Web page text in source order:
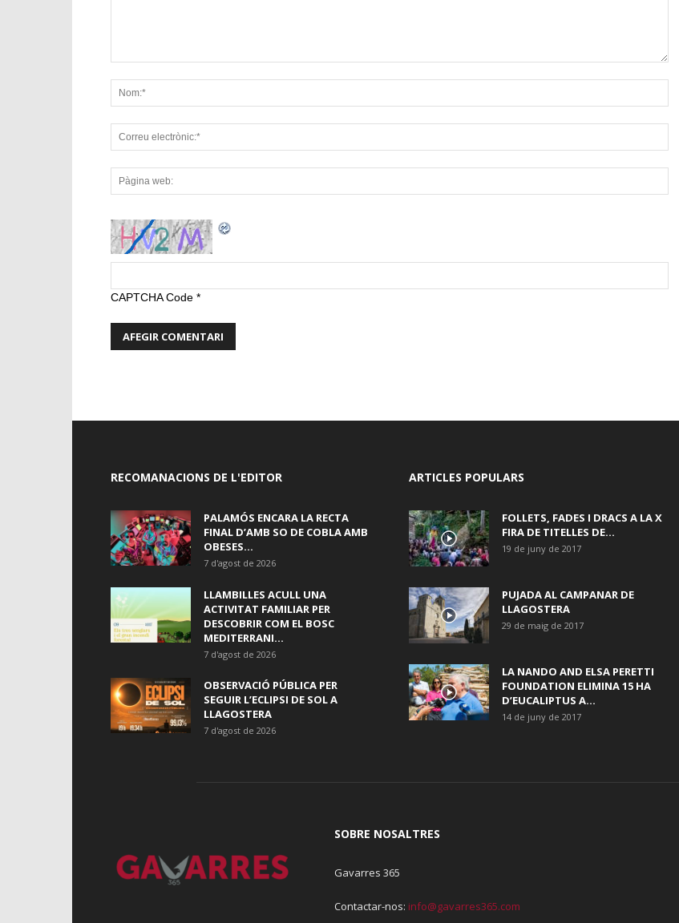
CAPTCHA Code *
RECOMANACIONS DE L'EDITOR
PALAMÓS ENCARA LA RECTA
FINAL D’AMB SO DE COBLA AMB
OBESES...
7 d'agost de 2026
LLAMBILLES ACULL UNA
ACTIVITAT FAMILIAR PER
DESCOBRIR COM EL BOSC
MEDITERRANI...
7 d'agost de 2026
OBSERVACIÓ PÚBLICA PER
SEGUIR L’ECLIPSI DE SOL A
LLAGOSTERA
7 d'agost de 2026
ARTICLES POPULARS
FOLLETS, FADES I DRACS A LA X
FIRA DE TITELLES DE...
19 de juny de 2017
PUJADA AL CAMPANAR DE
LLAGOSTERA
29 de maig de 2017
LA NANDO AND ELSA PERETTI
FOUNDATION ELIMINA 15 HA
D’EUCALIPTUS A...
14 de juny de 2017
SOBRE NOSALTRES
Gavarres 365
Contactar-nos: info@gavarres365.com